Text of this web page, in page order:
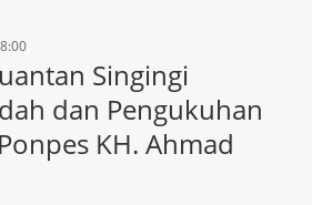
Singingi
dan Pengukuhan
KH. Ahmad